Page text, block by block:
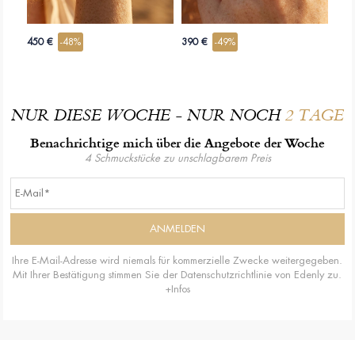
450 € -48% 390 € -49%
NUR DIESE WOCHE - NUR NOCH2 TAGE
Benachrichtige mich über die Angebote der Woche
4 Schmuckstücke zu unschlagbarem Preis
Ihre E-Mail-Adresse wird niemals für kommerzielle Zwecke weitergegeben.
Mit Ihrer Bestätigung stimmen Sie der Datenschutzrichtlinie von Edenly zu.
+Infos